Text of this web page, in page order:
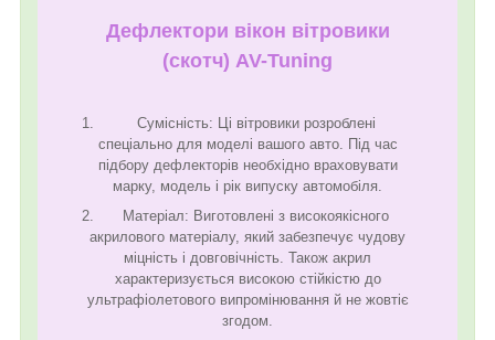
Дефлектори вікон вітровики
(скотч) AV-Tuning
Сумісність: Ці вітровики розроблені
спеціально для моделі вашого авто. Під час
підбору дефлекторів необхідно враховувати
марку, модель і рік випуску автомобіля.
Матеріал: Виготовлені з високоякісного
акрилового матеріалу, який забезпечує чудову
міцність і довговічність. Також акрил
характеризується високою стійкістю до
ультрафіолетового випромінювання й не жовтіє
згодом.